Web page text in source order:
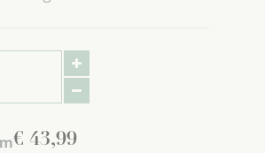
m€ 43,99